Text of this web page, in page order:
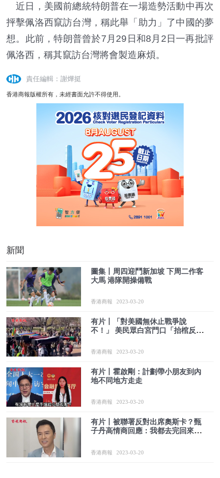
近日，美國前總統特朗普在一場造勢活動中再次
抨擊佩洛西竄訪台灣，稱此舉「助力」了中國的夢
想。此前，特朗普曾於7月29日和8月2日一再批評
佩洛西，稱其竄訪台灣將會製造麻煩。
責任編輯：謝燁挺
香港商報版權所有，未經書面允許不得使用。
新聞
圖集丨周四迎鬥新加坡 下周二作客
大馬 港隊開操備戰
香港商報 2023-03-20
有片丨「對美國無休止戰爭說
不！」 美民眾白宮門口「抬棺反
香港商報 2023-03-20
有片丨霍啟剛：計劃帶小朋友到內
地不同地方走走
香港商報 2023-03-20
有片丨被聯署反對出席奧斯卡？甄
子丹高情商回應：我都去完回來
香港商報 2023-03-20